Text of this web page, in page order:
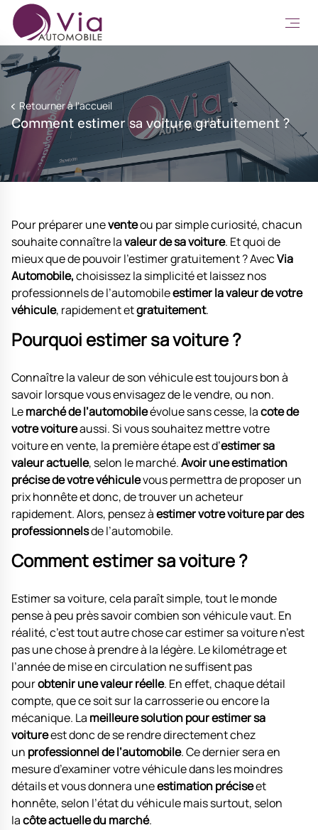
Retourner à l'accueil
Comment estimer sa voiture gratuitement ?
Pour préparer uneventeou par simple curiosité, chacun
souhaite connaître lavaleur de sa voiture. Et quoi de
mieux que de pouvoir l’estimer gratuitement ? AvecVia
Automobile,choisissez la simplicité et laissez nos
professionnels de l’automobileestimer la valeur de votre
véhicule, rapidement etgratuitement.
Pourquoi estimer sa voiture ?
Connaître la valeur de son véhicule est toujours bon à
savoir lorsque vous envisagez de le vendre, ou non.
Lemarché de l’automobileévolue sans cesse, lacote de
votre voitureaussi. Si vous souhaitez mettre votre
voiture en vente, la première étape est d’estimer sa
valeur actuelle, selon le marché.Avoir une estimation
précise de votre véhiculevous permettra de proposer un
prix honnête et donc, de trouver un acheteur
rapidement. Alors, pensez àestimer votre voiture par des
professionnelsde l’automobile.
Comment estimer sa voiture ?
Estimer sa voiture, cela paraît simple, tout le monde
pense à peu près savoir combien son véhicule vaut. En
réalité, c’est tout autre chose car estimer sa voiture n’est
pas une chose à prendre à la légère. Le kilométrage et
l’année de mise en circulation ne suffisent pas
pourobtenir une valeur réelle. En effet, chaque détail
compte, que ce soit sur la carrosserie ou encore la
mécanique. La meilleure solution pour estimer sa
voitureest donc de se rendre directement chez
un professionnel de l’automobile. Ce dernier sera en
mesure d’examiner votre véhicule dans les moindres
détails et vous donnera uneestimation préciseet
honnête, selon l’état du véhicule mais surtout, selon
lacôte actuelle du marché.